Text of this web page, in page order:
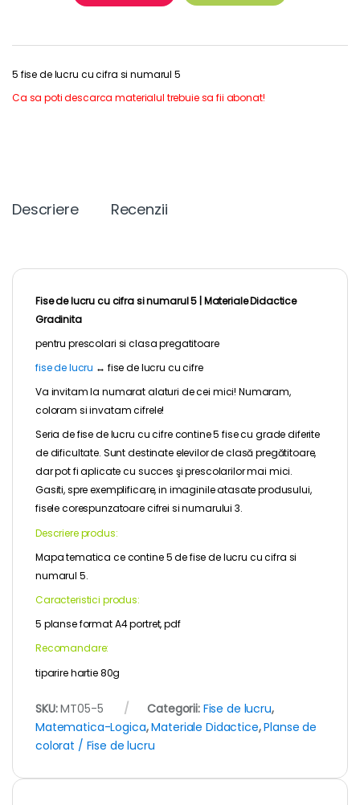
5 fise de lucru cu cifra si numarul 5
Ca sa poti descarca materialul trebuie sa fii abonat!
Descriere Recenzii
Fise de lucru cu cifra si numarul 5 | Materiale Didactice
Gradinita
pentru prescolari si clasa pregatitoare
fise de lucru ↔ fise de lucru cu cifre
Va invitam la numarat alaturi de cei mici! Numaram,
coloram si invatam cifrele!
Seria de fise de lucru cu cifre contine 5 fise cu grade diferite
de dificultate. Sunt destinate elevilor de clasă pregătitoare,
dar pot fi aplicate cu succes şi prescolarilor mai mici.
Gasiti, spre exemplificare, in imaginile atasate produsului,
fisele corespunzatoare cifrei si numarului 3.
Descriere produs:
Mapa tematica ce contine 5 de fise de lucru cu cifra si
numarul 5.
Caracteristici produs:
5 planse format A4 portret, pdf
Recomandare:
tiparire hartie 80g
SKU:MT05-5 Categorii: Fise de lucru,
Matematica-Logica,Materiale Didactice,Planse de
colorat / Fise de lucru